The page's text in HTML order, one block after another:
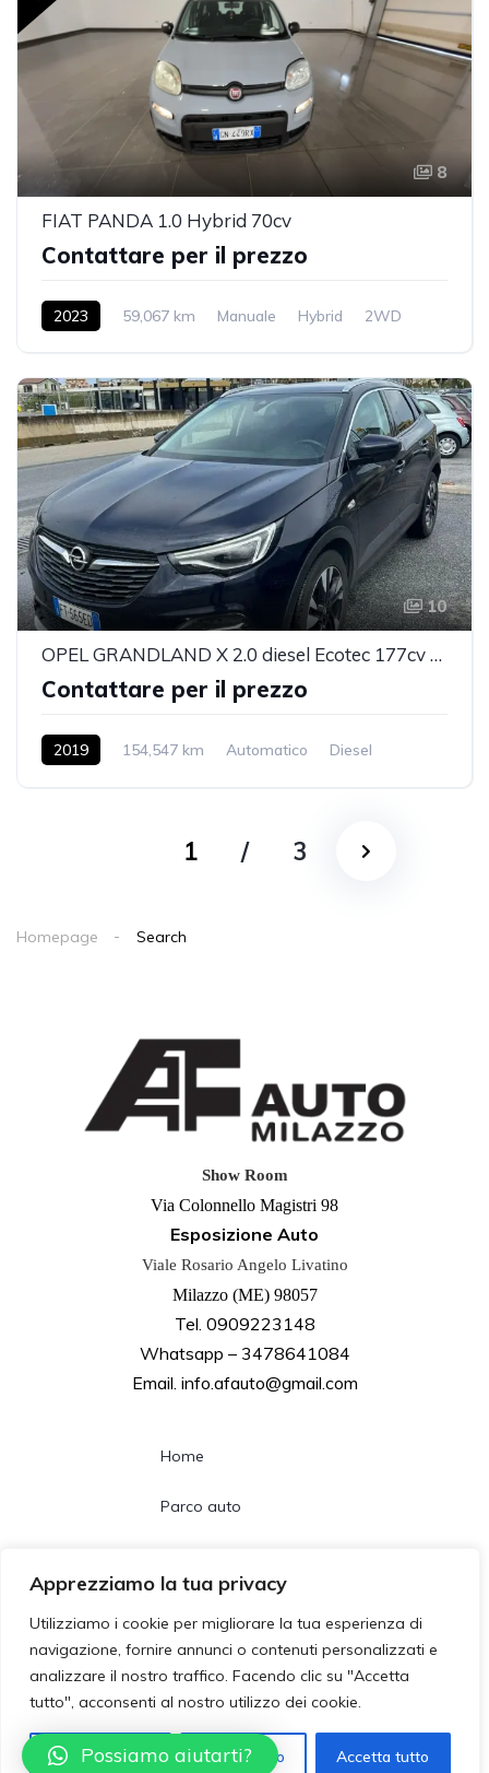
Apprezziamo la tua privacy
Utilizziamo i cookie per migliorare la tua esperienza di
navigazione, fornire annunci o contenuti personalizzati e
analizzare il nostro traffico. Facendo clic su "Accetta
tutto", acconsenti al nostro utilizzo dei cookie.
Personalizzza Rifiuta tutto Accetta tutto
8
FIAT PANDA 1.0 Hybrid 70cv
Contattare per il prezzo
2023 59,067 km Manuale Hybrid 2WD
10
OPEL GRANDLAND X 2.0 diesel Ecotec 177cv Ultimate
Contattare per il prezzo
2019 154,547 km Automatico
Diesel
1 / 3
Homepage Search
Show Room
Via Colonnello Magistri 98
Esposizione Auto
Viale Rosario Angelo Livatino
Milazzo (ME) 98057
Tel. 0909223148
Whatsapp – 3478641084
Email. info.afauto@gmail.com
Home
Parco auto
Contatti
Follow us
Possiamo aiutarti?